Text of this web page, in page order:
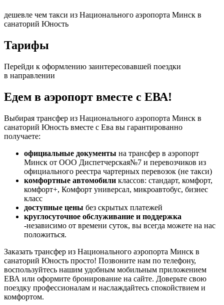
дешевле чем такси из Национального аэропорта Минск в
санаторий Юность
Тарифы
Перейди к оформлению заинтересовавшей поездки
в направлении
Едем в аэропорт вместе с ЕВА!
Выбирая трансфер из Национального аэропорта Минск в
санаторий Юность вместе с Ева вы гарантированно
получаете:
официальные документы на трансфер в аэропорт
Минск от ООО Диспетчерская№7 и перевозчиков из
официального реестра чартерных перевозок (не такси)
комфортные автомобили классов: стандарт, комфорт,
комфорт+, Комфорт универсал, микроавтобус, бизнес
класс
доступные цены без скрытых платежей
круглосуточное обслуживание и поддержка
-независимо от времени суток, вы всегда можете на нас
положиться.
Заказать трансфер из Национального аэропорта Минск в
санаторий Юность просто! Позвоните нам по телефону,
воспользуйтесь нашим удобным мобильным приложением
ЕВА или оформите бронирование на сайте. Доверьте свою
поездку профессионалам и наслаждайтесь спокойствием и
комфортом.